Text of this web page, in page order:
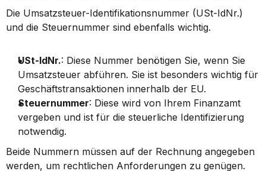
Die Umsatzsteuer-Identifikationsnummer (USt-IdNr.)
und die Steuernummer sind ebenfalls wichtig.
USt-IdNr.: Diese Nummer benötigen Sie, wenn Sie
Umsatzsteuer abführen. Sie ist besonders wichtig für
Geschäftstransaktionen innerhalb der EU.
Steuernummer: Diese wird von Ihrem Finanzamt
vergeben und ist für die steuerliche Identifizierung
notwendig.
Beide Nummern müssen auf der Rechnung angegeben
werden, um rechtlichen Anforderungen zu genügen.